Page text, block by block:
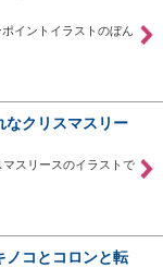
イントイラストのぼん
なクリスマスリー
スリースのイラストで
ノコとコロンと転